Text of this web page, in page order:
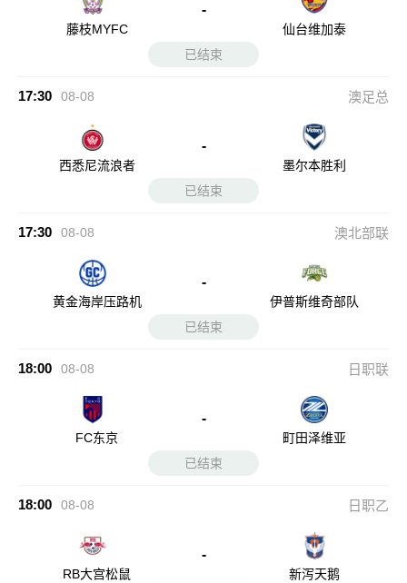
藤枝MYFC
-
仙台维加泰
已结束
17:30 08-08 澳足总
西悉尼流浪者
-
墨尔本胜利
已结束
17:30 08-08 澳北部联
黄金海岸压路机
-
伊普斯维奇部队
已结束
18:00 08-08 日职联
FC东京
-
町田泽维亚
已结束
18:00 08-08 日职乙
RB大宫松鼠
-
新泻天鹅